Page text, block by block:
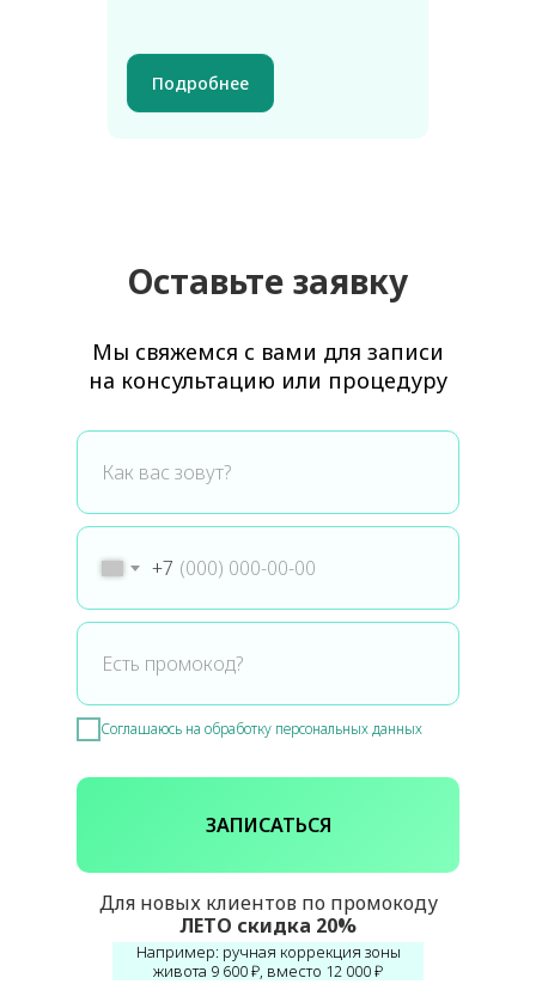
Подробнее
Оставьте заявку
Мы свяжемся с вами для записи
на консультацию или процедуру
+7
Соглашаюсь на обработку персональных данных
ЗАПИСАТЬСЯ
Для новых клиентов по промокоду
ЛЕТО скидка 20%
Например: ручная коррекция зоны
живота 9 600 ₽, вместо 12 000 ₽